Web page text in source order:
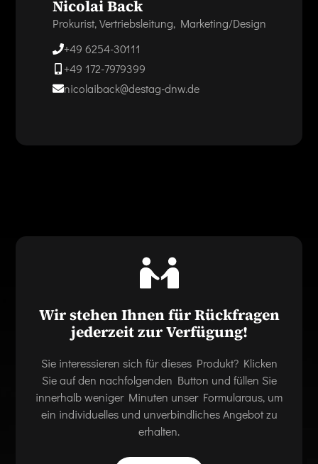
Nicolai Back
Prokurist, Vertriebsleitung, Marketing/Design
+49 6254-30111
+49 172-7979399
nicolaiback@destag-dnw.de
Wir stehen Ihnen für Rückfragen
jederzeit zur Verfügung!
Sie interessieren sich für dieses Produkt? Klicken
Sie auf den nachfolgenden Button und füllen Sie
innerhalb weniger Minuten unser Formularaus, um
ein individuelles und unverbindliches Angebot zu
erhalten.